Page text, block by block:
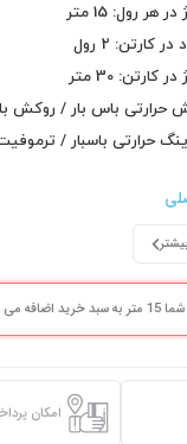
هر رول: 15 متر
کارتن: 2 رول
کارتن: 30 متر
حرارتی باس بار / روکش
حرارتی باسبار /
می گردد
امکان